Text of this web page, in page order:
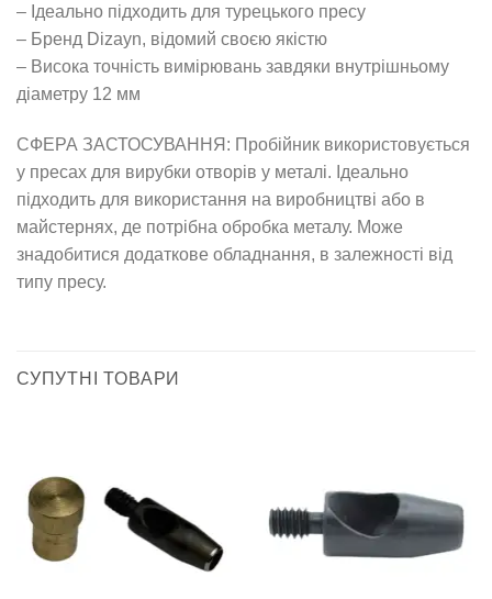
– Ідеально підходить для турецького пресу
– Бренд Dizayn, відомий своєю якістю
– Висока точність вимірювань завдяки внутрішньому
діаметру 12 мм
СФЕРА ЗАСТОСУВАННЯ: Пробійник використовується
у пресах для вирубки отворів у металі. Ідеально
підходить для використання на виробництві або в
майстернях, де потрібна обробка металу. Може
знадобитися додаткове обладнання, в залежності від
типу пресу.
СУПУТНІ ТОВАРИ